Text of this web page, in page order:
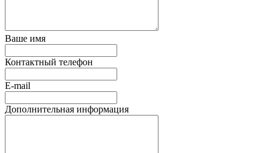
Ваше имя
Контактный телефон
E-mail
Дополнительная информация